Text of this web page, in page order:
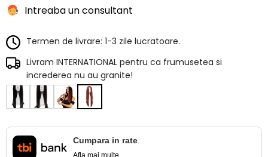
Intreaba un consultant
Termen de livrare: 1-3 zile lucratoare.
Livram INTERNATIONAL pentru ca frumusetea si
increderea nu au granite!
Cumpara in rate.
Afla mai multe